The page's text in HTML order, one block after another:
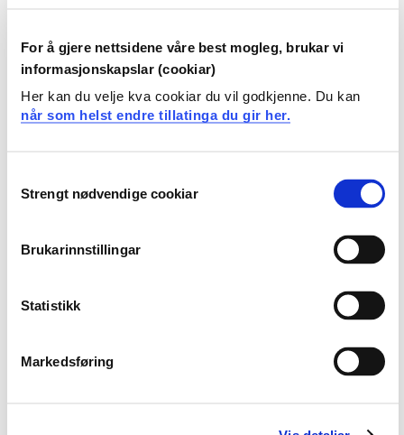
For å gjere nettsidene våre best mogleg, brukar vi
informasjonskapslar (cookiar)
Her kan du velje kva cookiar du vil godkjenne. Du kan
når som helst endre tillatinga du gir her.
Selection
Strengt nødvendige cookiar
Brukarinnstillingar
Statistikk
Markedsføring
studiepoeng
Oversikt
Krav: 30 studiepoeng
Valgfrie emner
NTS805
teiknspråk i samfunnet